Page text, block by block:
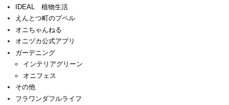
IDEAL 植物生活
えんとつ町のプペル
オニちゃんねる
オニヅカ公式アプリ
ガーデニング
インテリアグリーン
オニフェス
その他
フラワンダフルライフ